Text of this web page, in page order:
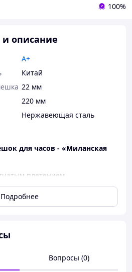
100%
и описание
A+
Китай
22 мм
220 мм
Нержавеющая сталь
для часов - «Миланская
плетением,
стали. Модель
как для классических
современных смарт-часов со
воздействию влаги и
при повседневном
Подробнее
Вопросы (0)